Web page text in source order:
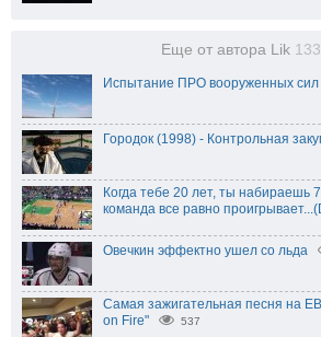
Еще от автора Lik
Испытание ПРО вооруженных
Городок (1998) - Контрольная
Когда тебе 20 лет, ты набираешь
команда все равно
Овечкин эффектно ушел со льда
Самая зажигательная песня на
on Fire"
537